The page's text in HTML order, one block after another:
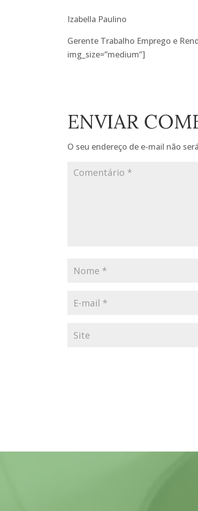
Izabella Paulino
Gerente Trabalho Emprego e
img_size=”medium”]
ENVIAR
O seu endereço de e-mail não